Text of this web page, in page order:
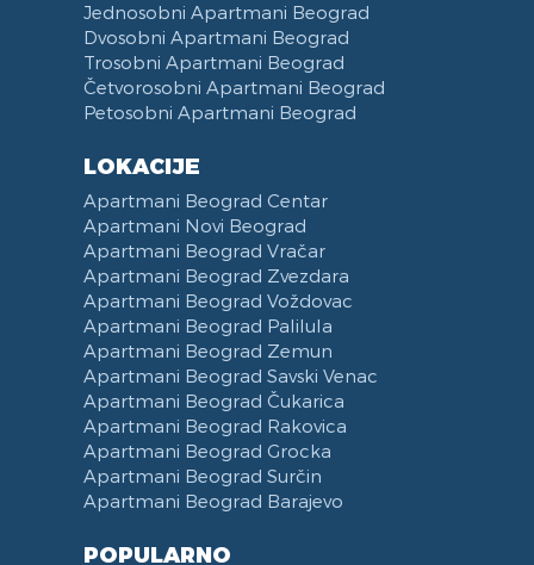
Jednosobni Apartmani Beograd
Dvosobni Apartmani Beograd
Trosobni Apartmani Beograd
Četvorosobni Apartmani Beograd
Petosobni Apartmani Beograd
LOKACIJE
Apartmani Beograd Centar
Apartmani Novi Beograd
Apartmani Beograd Vračar
Apartmani Beograd Zvezdara
Apartmani Beograd Voždovac
Apartmani Beograd Palilula
Apartmani Beograd Zemun
Apartmani Beograd Savski Venac
Apartmani Beograd Čukarica
Apartmani Beograd Rakovica
Apartmani Beograd Grocka
Apartmani Beograd Surčin
Apartmani Beograd Barajevo
POPULARNO